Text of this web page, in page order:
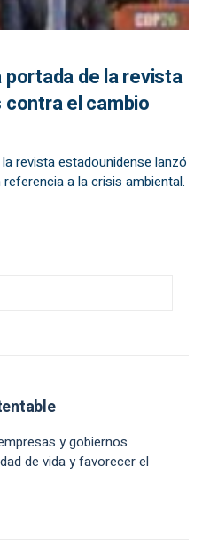
de la revista
el cambio
revista estadounidense lanzó
referencia a la crisis ambiental.
y gobiernos
de vida y favorecer el